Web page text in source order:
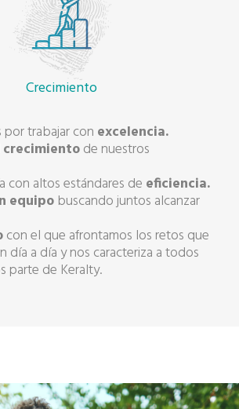
Crecimiento
por trabajar con excelencia.
crecimientode nuestros
con altos estándares de eficiencia.
equipobuscando juntos alcanzar
con el que afrontamos los retos que
día a día y nos caracteriza a todos
parte de Keralty.